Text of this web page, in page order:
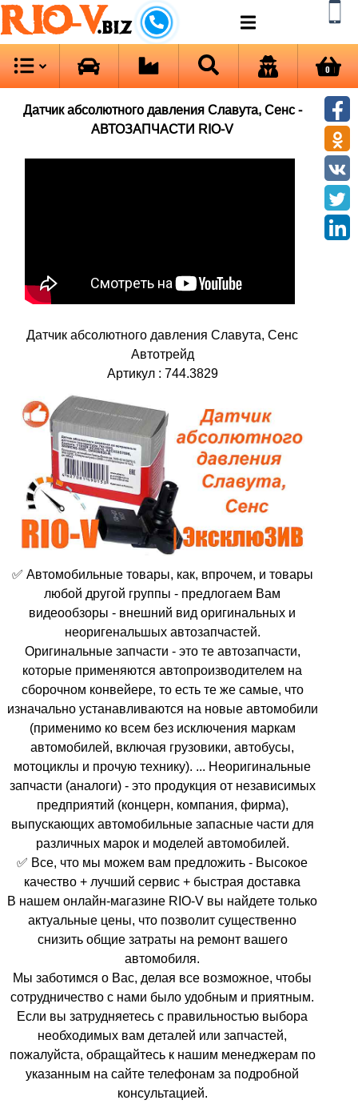
RIO-V.biz
0
Датчик абсолютного давления Славута, Сенс -
АВТОЗАПЧАСТИ RIO-V
Датчик абсолютного давления Славута, Сенс
Автотрейд
Артикул : 744.3829
✅ Автомобильные товары, как, впрочем, и товары
любой другой группы - предлогаем Вам
видеообзоры - внешний вид оригинальных и
неоригенальшых автозапчастей.
Оригинальные запчасти - это те автозапчасти,
которые применяются автопроизводителем на
сборочном конвейере, то есть те же самые, что
изначально устанавливаются на новые автомобили
(применимо ко всем без исключения маркам
автомобилей, включая грузовики, автобусы,
мотоциклы и прочую технику). ... Неоригинальные
запчасти (аналоги) - это продукция от независимых
предприятий (концерн, компания, фирма),
выпускающих автомобильные запасные части для
различных марок и моделей автомобилей.
✅ Все, что мы можем вам предложить - Высокое
качество + лучший сервис + быстрая доставка
В нашем онлайн-магазине RIO-V вы найдете только
актуальные цены, что позволит существенно
снизить общие затраты на ремонт вашего
автомобиля.
Мы заботимся о Вас, делая все возможное, чтобы
сотрудничество с нами было удобным и приятным.
Если вы затрудняетесь с правильностью выбора
необходимых вам деталей или запчастей,
пожалуйста, обращайтесь к нашим менеджерам по
указанным на сайте телефонам за подробной
консультацией.